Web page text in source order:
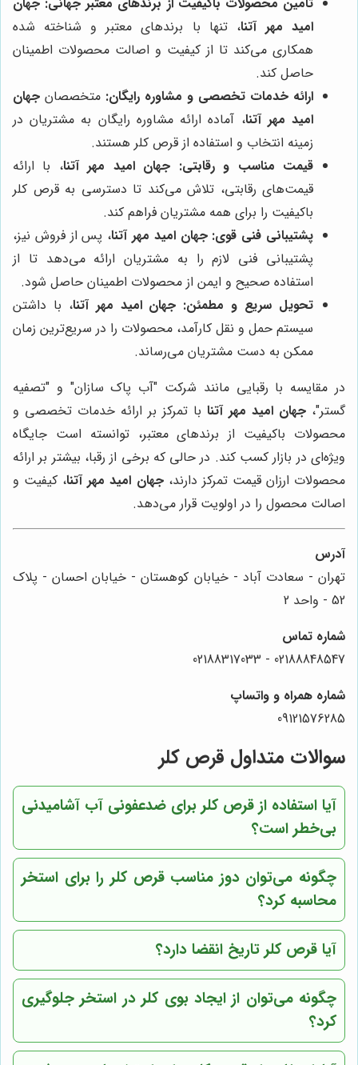
امید مهر آتنا، تنها با برندهای معتبر و شناخته شده
همکاری می‌کند تا از کیفیت و اصالت محصولات اطمینان
حاصل کند.
ارائه خدمات تخصصی و مشاوره رایگان: متخصصان جهان
امید مهر آتنا، آماده ارائه مشاوره رایگان به مشتریان در
زمینه انتخاب و استفاده از قرص کلر هستند.
قیمت مناسب و رقابتی: جهان امید مهر آتنا، با ارائه
قیمت‌های رقابتی، تلاش می‌کند تا دسترسی به قرص کلر
باکیفیت را برای همه مشتریان فراهم کند.
پشتیبانی فنی قوی: جهان امید مهر آتنا، پس از فروش نیز،
پشتیبانی فنی لازم را به مشتریان ارائه می‌دهد تا از
استفاده صحیح و ایمن از محصولات اطمینان حاصل شود.
تحویل سریع و مطمئن: جهان امید مهر آتنا، با داشتن
سیستم حمل و نقل کارآمد، محصولات را در سریع‌ترین زمان
ممکن به دست مشتریان می‌رساند.
در مقایسه با رقبایی مانند شرکت "آب پاک سازان" و "تصفیه
گستر"، جهان امید مهر آتنا با تمرکز بر ارائه خدمات تخصصی و
محصولات باکیفیت از برندهای معتبر، توانسته است جایگاه
ویژه‌ای در بازار کسب کند. در حالی که برخی از رقبا، بیشتر بر ارائه
محصولات ارزان قیمت تمرکز دارند،جهان امید مهر آتنا، کیفیت و
اصالت محصول را در اولویت قرار می‌دهد.
آدرس
تهران - سعادت آباد - خیابان کوهستان - خیابان احسان - پلاک
52 - واحد 2
شماره تماس
02188848547 - 02188317033
شماره همراه و واتساپ
09121576285
سوالات متداول قرص کلر
آیا استفاده از قرص کلر برای ضدعفونی آب آشامیدنی
بی‌خطر است؟
چگونه می‌توان دوز مناسب قرص کلر را برای استخر
محاسبه کرد؟
آیا قرص کلر تاریخ انقضا دارد؟
چگونه می‌توان از ایجاد بوی کلر در استخر جلوگیری
کرد؟